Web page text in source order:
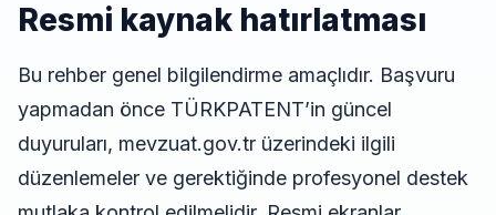
Resmi kaynak hatırlatması
Bu rehber genel bilgilendirme amaçlıdır. Başvuru
yapmadan önce TÜRKPATENT’in güncel
duyuruları, mevzuat.gov.tr üzerindeki ilgili
düzenlemeler ve gerektiğinde profesyonel destek